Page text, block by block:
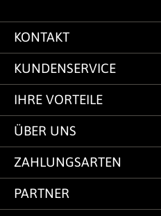
KONTAKT
KUNDENSERVICE
IHRE VORTEILE
ÜBER UNS
ZAHLUNGSARTEN
PARTNER